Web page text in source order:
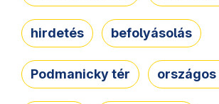
hirdetés befolyásolás
Podmanicky tér